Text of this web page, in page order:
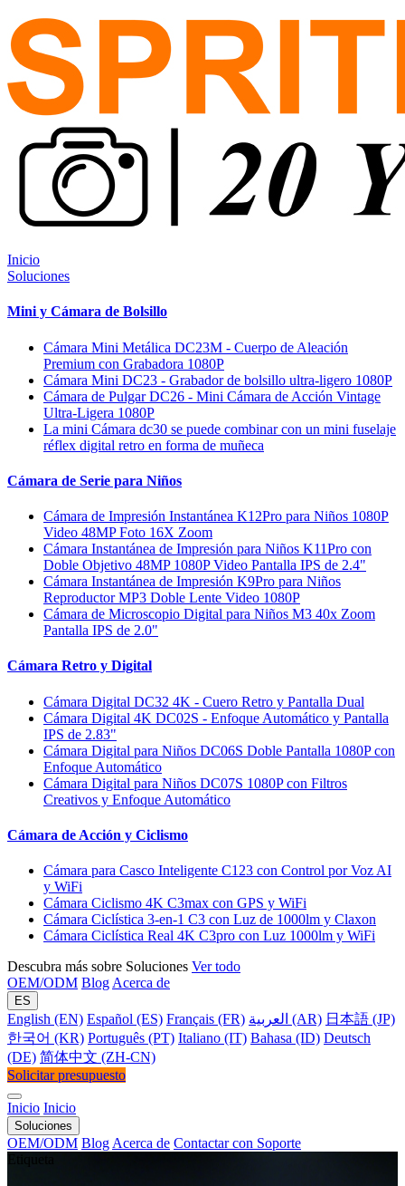
Inicio
Soluciones
Mini y Cámara de Bolsillo
Cámara Mini Metálica DC23M - Cuerpo de Aleación
Premium con Grabadora 1080P
Cámara Mini DC23 - Grabador de bolsillo ultra-ligero 1080P
Cámara de Pulgar DC26 - Mini Cámara de Acción Vintage
Ultra-Ligera 1080P
La mini Cámara dc30 se puede combinar con un mini fuselaje
réflex digital retro en forma de muñeca
Cámara de Serie para Niños
Cámara de Impresión Instantánea K12Pro para Niños 1080P
Video 48MP Foto 16X Zoom
Cámara Instantánea de Impresión para Niños K11Pro con
Doble Objetivo 48MP 1080P Video Pantalla IPS de 2.4"
Cámara Instantánea de Impresión K9Pro para Niños
Reproductor MP3 Doble Lente Video 1080P
Cámara de Microscopio Digital para Niños M3 40x Zoom
Pantalla IPS de 2.0"
Cámara Retro y Digital
Cámara Digital DC32 4K - Cuero Retro y Pantalla Dual
Cámara Digital 4K DC02S - Enfoque Automático y Pantalla
IPS de 2.83"
Cámara Digital para Niños DC06S Doble Pantalla 1080P con
Enfoque Automático
Cámara Digital para Niños DC07S 1080P con Filtros
Creativos y Enfoque Automático
Cámara de Acción y Ciclismo
Cámara para Casco Inteligente C123 con Control por Voz AI
y WiFi
Cámara Ciclismo 4K C3max con GPS y WiFi
Cámara Ciclística 3-en-1 C3 con Luz de 1000lm y Claxon
Cámara Ciclística Real 4K C3pro con Luz 1000lm y WiFi
Descubra más sobre Soluciones Ver todo
OEM/ODM Blog Acerca de
ES
English (EN) Español (ES) Français (FR) العربية (AR) 日本語 (JP)
한국어 (KR) Português (PT) Italiano (IT) Bahasa (ID) Deutsch
(DE) 简体中文 (ZH-CN)
Solicitar presupuesto
Inicio Inicio
Soluciones
OEM/ODM Blog Acerca de Contactar con Soporte
Etiqueta